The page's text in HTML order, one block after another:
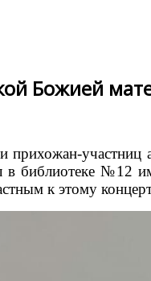
Божией
участниц
библиотеке №12
к этому